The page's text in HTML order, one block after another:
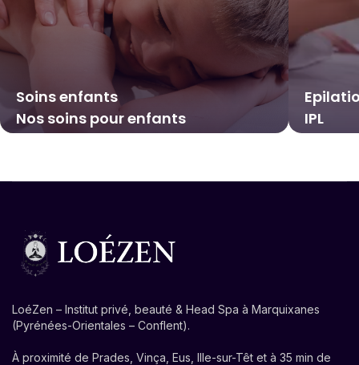
Soins enfants
Nos soins pour enfants
IPL
LoéZen – Institut privé, beauté & Head Spa à Marquixanes
(Pyrénées-Orientales – Conflent).
À proximité de Prades, Vinça, Eus, Ille-sur-Têt et à 35 min de